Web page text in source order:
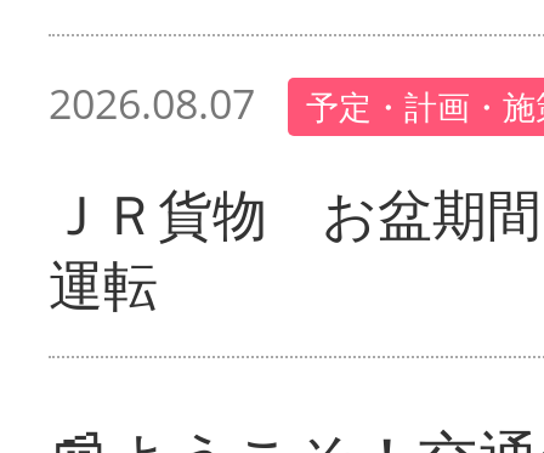
2026.08.07 予定・計画・
ＪＲ貨物 お盆期
運転